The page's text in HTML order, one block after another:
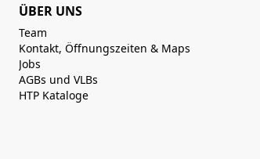
ÜBER UNS
Team
Kontakt, Öffnungszeiten & Maps
Jobs
AGBs und VLBs
HTP Kataloge